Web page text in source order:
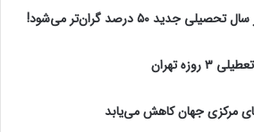
۵۰ درصد گران‌تر می‌شود!
تهران
مرکزی جهان کاهش می‌یابد